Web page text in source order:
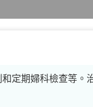
定期婦科檢查等。